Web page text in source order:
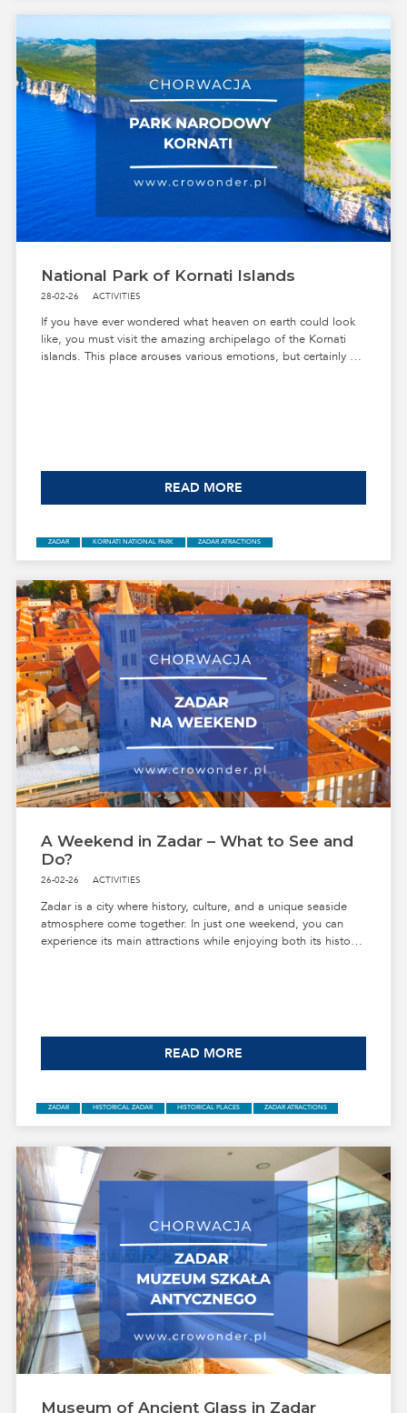
CROATIA ZADAR TRANSFERS CAR PARKING
National Park of Kornati Islands
28-02-26 ACTIVITIES
If you have ever wondered what heaven on earth could look
like, you must visit the amazing archipelago of the Kornati
islands. This place arouses various emotions, but certainly no
READ MORE
ZADAR KORNATI NATIONAL PARK ZADAR ATRACTIONS
A Weekend in Zadar – What to See and
Do?
26-02-26 ACTIVITIES
Zadar is a city where history, culture, and a unique seaside
atmosphere come together. In just one weekend, you can
experience its main attractions while enjoying both its historic
READ MORE
Museum of Ancient Glass in Zadar